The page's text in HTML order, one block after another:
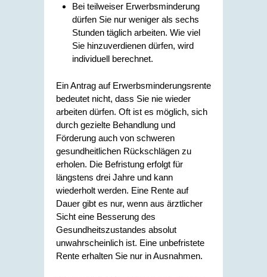
Bei teilweiser Erwerbsminderung
dürfen Sie nur weniger als sechs
Stunden täglich arbeiten. Wie viel
Sie hinzuverdienen dürfen, wird
individuell berechnet.
Ein Antrag auf Erwerbsminderungsrente
bedeutet nicht, dass Sie nie wieder
arbeiten dürfen. Oft ist es möglich, sich
durch gezielte Behandlung und
Förderung auch von schweren
gesundheitlichen Rückschlägen zu
erholen. Die Befristung erfolgt für
längstens drei Jahre und kann
wiederholt werden. Eine Rente auf
Dauer gibt es nur, wenn aus ärztlicher
Sicht eine Besserung des
Gesundheitszustandes absolut
unwahrscheinlich ist. Eine unbefristete
Rente erhalten Sie nur in Ausnahmen.